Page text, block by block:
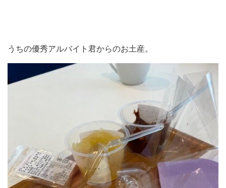
うちの優秀アルバイト君からのお土産。